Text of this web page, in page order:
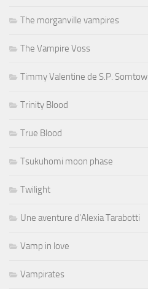
The morganville vampires
The Vampire Voss
Timmy Valentine de S.P. Somtow
Trinity Blood
True Blood
Tsukuhomi moon phase
Twilight
Une aventure d'Alexia Tarabotti
Vamp in love
Vampirates